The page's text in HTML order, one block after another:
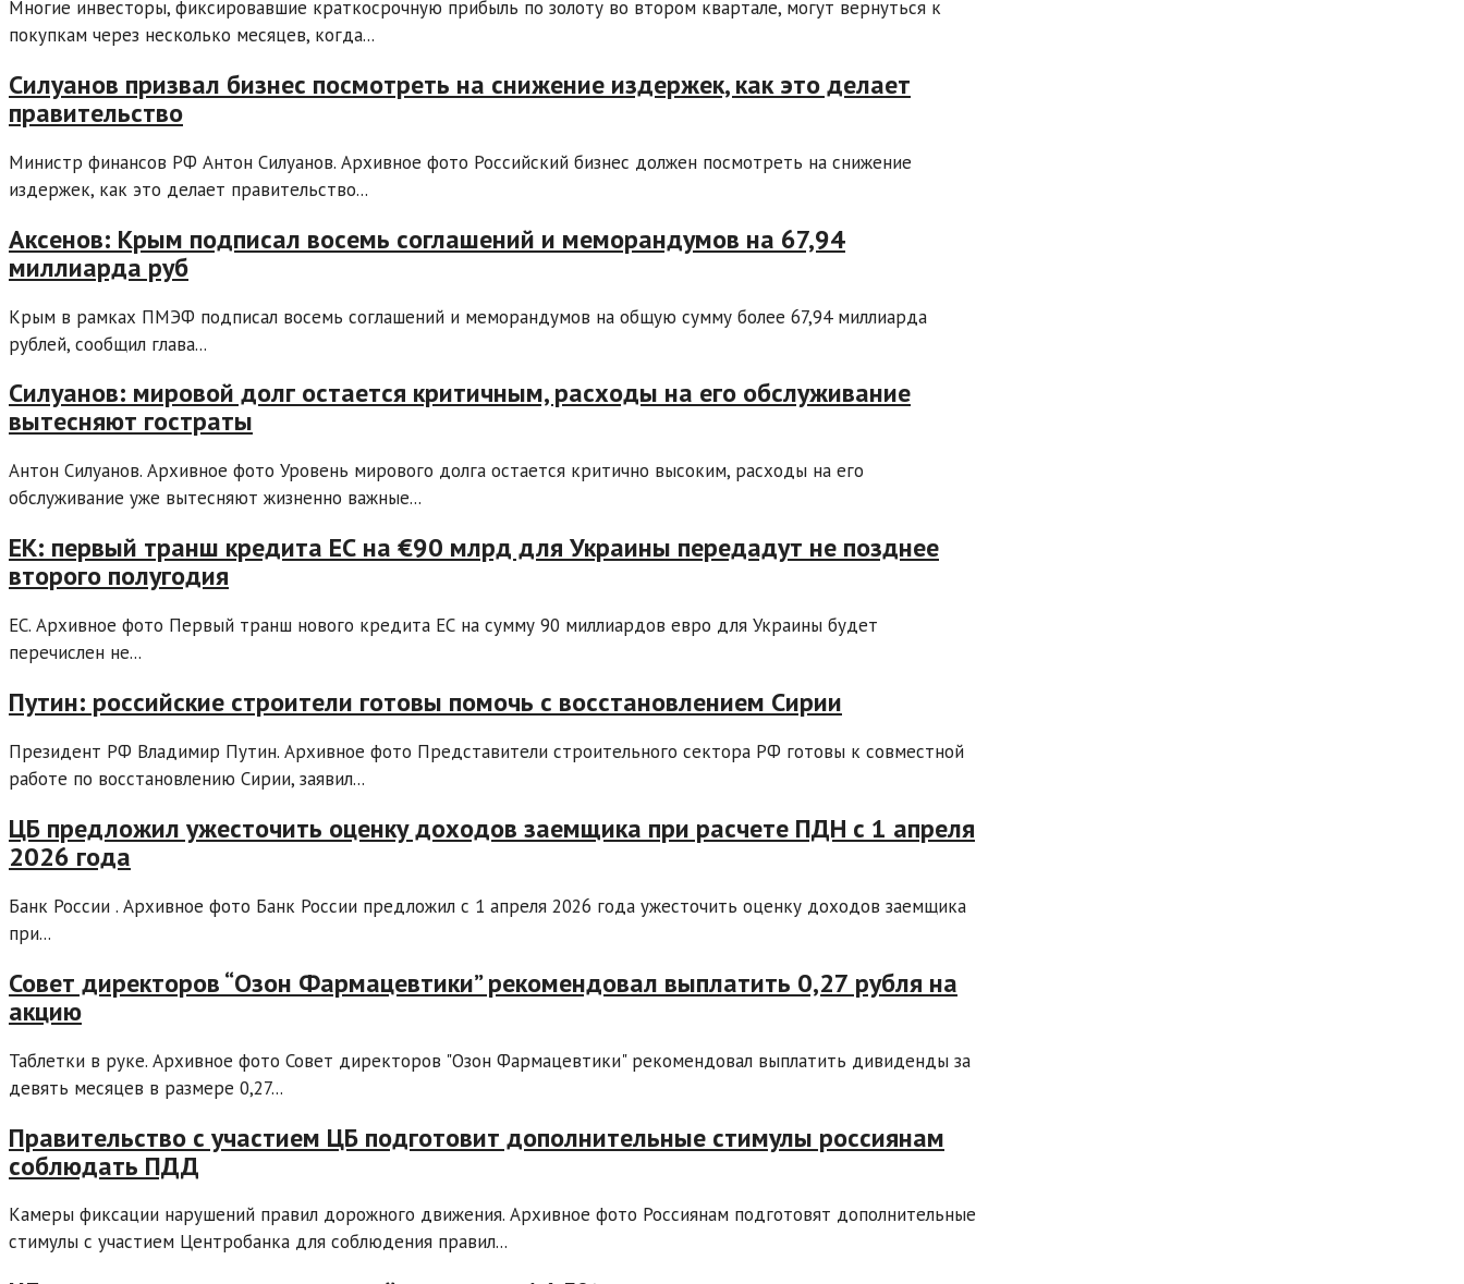
Многие инвесторы, фиксировавшие краткосрочную прибыль по золоту во втором квартале, могут вернуться к
покупкам через несколько месяцев, когда...
Силуанов призвал бизнес посмотреть на снижение издержек, как это делает
правительство
Министр финансов РФ Антон Силуанов. Архивное фото Российский бизнес должен посмотреть на снижение
издержек, как это делает правительство...
Аксенов: Крым подписал восемь соглашений и меморандумов на 67,94
миллиарда руб
Крым в рамках ПМЭФ подписал восемь соглашений и меморандумов на общую сумму более 67,94 миллиарда
рублей, сообщил глава...
Силуанов: мировой долг остается критичным, расходы на его обслуживание
вытесняют гостраты
Антон Силуанов. Архивное фото Уровень мирового долга остается критично высоким, расходы на его
обслуживание уже вытесняют жизненно важные...
ЕК: первый транш кредита ЕС на €90 млрд для Украины передадут не позднее
второго полугодия
ЕС. Архивное фото Первый транш нового кредита ЕС на сумму 90 миллиардов евро для Украины будет
перечислен не...
Путин: российские строители готовы помочь с восстановлением Сирии
Президент РФ Владимир Путин. Архивное фото Представители строительного сектора РФ готовы к совместной
работе по восстановлению Сирии, заявил...
ЦБ предложил ужесточить оценку доходов заемщика при расчете ПДН с 1 апреля
2026 года
Банк России . Архивное фото Банк России предложил с 1 апреля 2026 года ужесточить оценку доходов заемщика
при...
Совет директоров “Озон Фармацевтики” рекомендовал выплатить 0,27 рубля на
акцию
Таблетки в руке. Архивное фото Совет директоров "Озон Фармацевтики" рекомендовал выплатить дивиденды за
девять месяцев в размере 0,27...
Правительство с участием ЦБ подготовит дополнительные стимулы россиянам
соблюдать ПДД
Камеры фиксации нарушений правил дорожного движения. Архивное фото Россиянам подготовят дополнительные
стимулы с участием Центробанка для соблюдения правил...